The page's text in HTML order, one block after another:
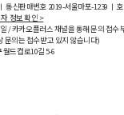
통신판매번호 2019-서울마포-1239 ㅣ
정보 확인 >
/ 카카오플러스 채널을 통해 문의 접수
문의는 접수받고 있지 않습니다)
월드컵로10길5-6